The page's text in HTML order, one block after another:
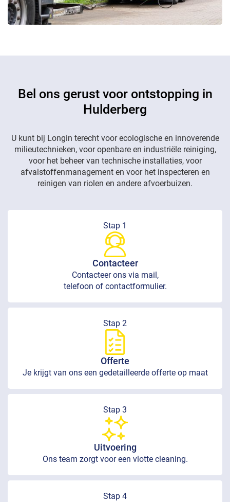
Bel ons gerust voor ontstopping in
Hulderberg
U kunt bij Longin terecht voor ecologische en innoverende
milieutechnieken, voor openbare en industriële reiniging,
voor het beheer van technische installaties, voor
afvalstoffenmanagement en voor het inspecteren en
reinigen van riolen en andere afvoerbuizen.
Stap 1
Contacteer
Contacteer ons via mail,
telefoon of contactformulier.
Stap 2
Offerte
Je krijgt van ons een gedetailleerde offerte op maat
Stap 3
Uitvoering
Ons team zorgt voor een vlotte cleaning.
Stap 4